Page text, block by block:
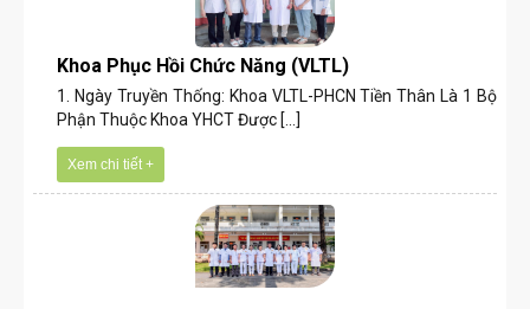
Khoa Phục Hồi Chức Năng (VLTL)
1. Ngày Truyền Thống: Khoa VLTL-PHCN Tiền Thân Là 1 Bộ
Phận Thuộc Khoa YHCT Được [...]
Xem chi tiết +